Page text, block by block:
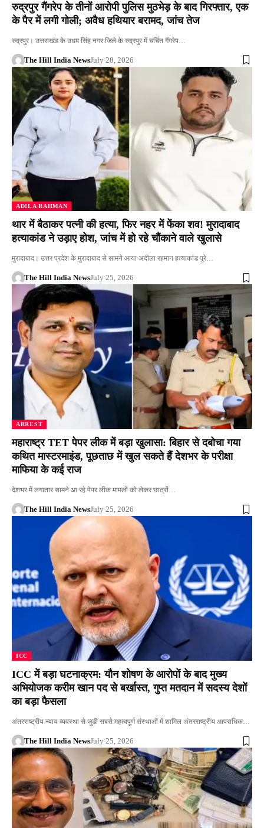
रुद्रपुर गैंगरेप के तीनों आरोपी पुलिस मुठभेड़ के बाद गिरफ्तार, एक
के पैर में लगी गोली; अवैध हथियार बरामद, जांच तेज
रुद्रपुर। उत्तराखंड के उधम सिंह नगर जिले के रुद्रपुर में चर्चित गैंगरेप…
The Hill India NewsJuly 28, 2026
ADILA RAHMAN
थार में बैठाकर पत्नी की हत्या, फिर नहर में फेंका शव! मुरादाबाद
हत्याकांड ने उड़ाए होश, जांच में हो रहे चौंकाने वाले खुलासे
मुरादाबाद। उत्तर प्रदेश के मुरादाबाद से सामने आया अदीला रहमान हत्याकांड पूरे…
The Hill India NewsJuly 25, 2026
ARREST
महाराष्ट्र TET पेपर लीक में बड़ा खुलासा: बिहार से दबोचा गया
कथित मास्टरमाइंड, पूछताछ में खुल सकते हैं देशभर के परीक्षा
माफिया के कई राज
देशभर में लगातार सामने आ रहे पेपर लीक मामलों को लेकर छात्रों…
The Hill India NewsJuly 25, 2026
ICC
ICC में बड़ा घटनाक्रम: यौन शोषण के आरोपों के बाद मुख्य
अभियोजक करीम खान पद से बर्खास्त, गुप्त मतदान में सदस्य देशों
का बड़ा फैसला
अंतरराष्ट्रीय न्याय व्यवस्था से जुड़ी सबसे महत्वपूर्ण संस्थाओं में शामिल अंतरराष्ट्रीय आपराधिक…
The Hill India NewsJuly 25, 2026